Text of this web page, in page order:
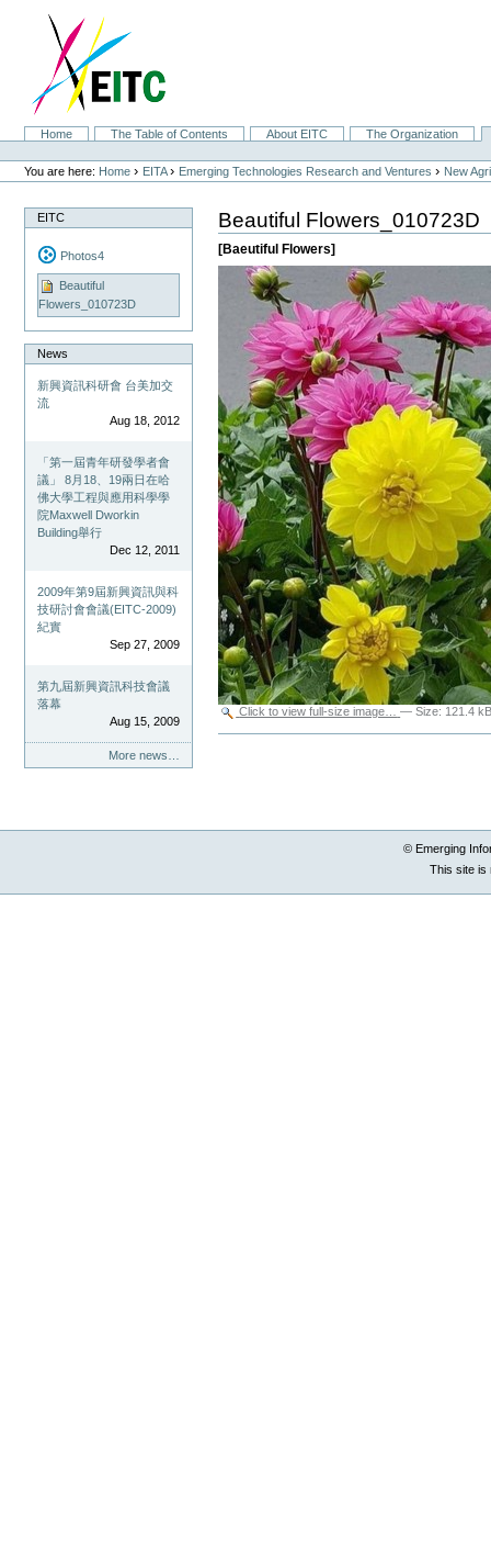
navigation
SectionsHome The Table of Contents About EITC
The Organization
Personal
tools
You are here: Home › EITA › Emerging Technologies Research and Ventures › New
EITC
Photos4
Beautiful
Flowers_010723D
News
新興資訊科研會 台美加交
流
Aug 18, 2012
「第一屆青年研發學者會
議」 8月18、19兩日在哈
佛大學工程與應用科學學
院Maxwell Dworkin
Building舉行
Dec 12, 2011
2009年第9屆新興資訊與科
技研討會會議(EITC-2009)
紀實
Sep 27, 2009
第九屆新興資訊科技會議
落幕
Aug 15, 2009
More news…
Beautiful Flowers_010723D
[Baeutiful Flowers]
Click to view full-size image… —Size: 121.4
© Emerging
This site is